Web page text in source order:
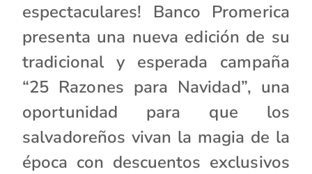
espectaculares! Banco Promerica
presenta una nueva edición de su
tradicional y esperada campaña
“25 Razones para Navidad”, una
oportunidad para que los
salvadoreños vivan la magia de la
época con descuentos exclusivos